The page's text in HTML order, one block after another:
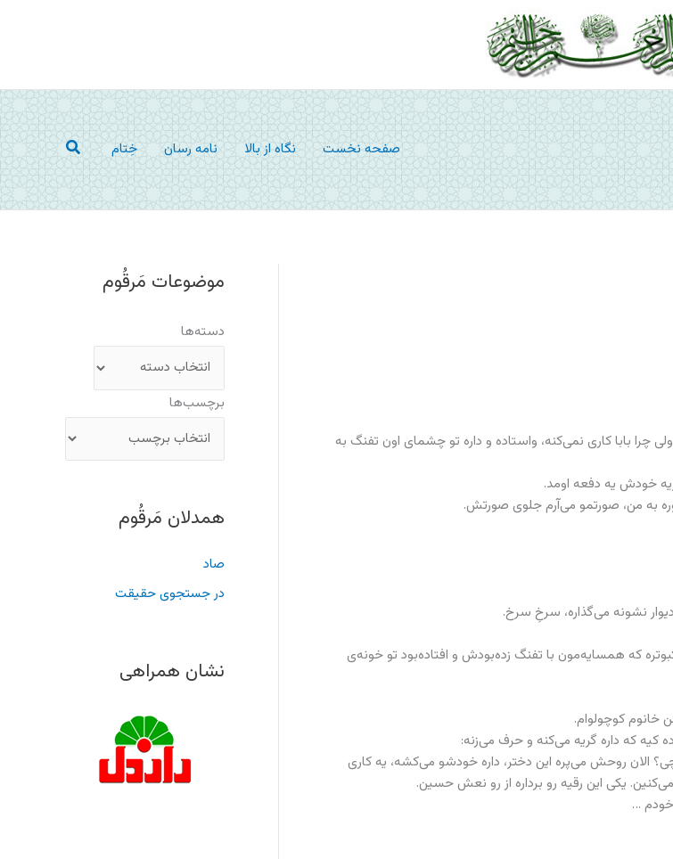
صفحه نخست نگاه از بالا نامه رسان خِتام جستجو
چرا بابا کاری نمی‌کنه، واستاده و داره تو چشمای اون تفنگ به
خودش یه دفعه اومد.
به من، صورتمو می‌آرم جلوی صورتش.
نشونه می‌گذاره، سرخِ سرخ.
کبوتره که همسایه‌مون با تفنگ زده‌بودش و افتاده‌بود تو خونه‌ی
خانوم کوچولوام.
کیه که داره گریه می‌کنه و حرف می‌زنه:
الان روحش می‌پره این دختر، داره خودشو می‌کشه، یه کاری
یکی این رقیه رو برداره از رو نعش حسین.
…
موضوعات مَرقُوم
دسته‌ها
برچسب‌ها
همدلان مَرقُوم
صاد
در جستجوی حقیقت
نشان همراهی